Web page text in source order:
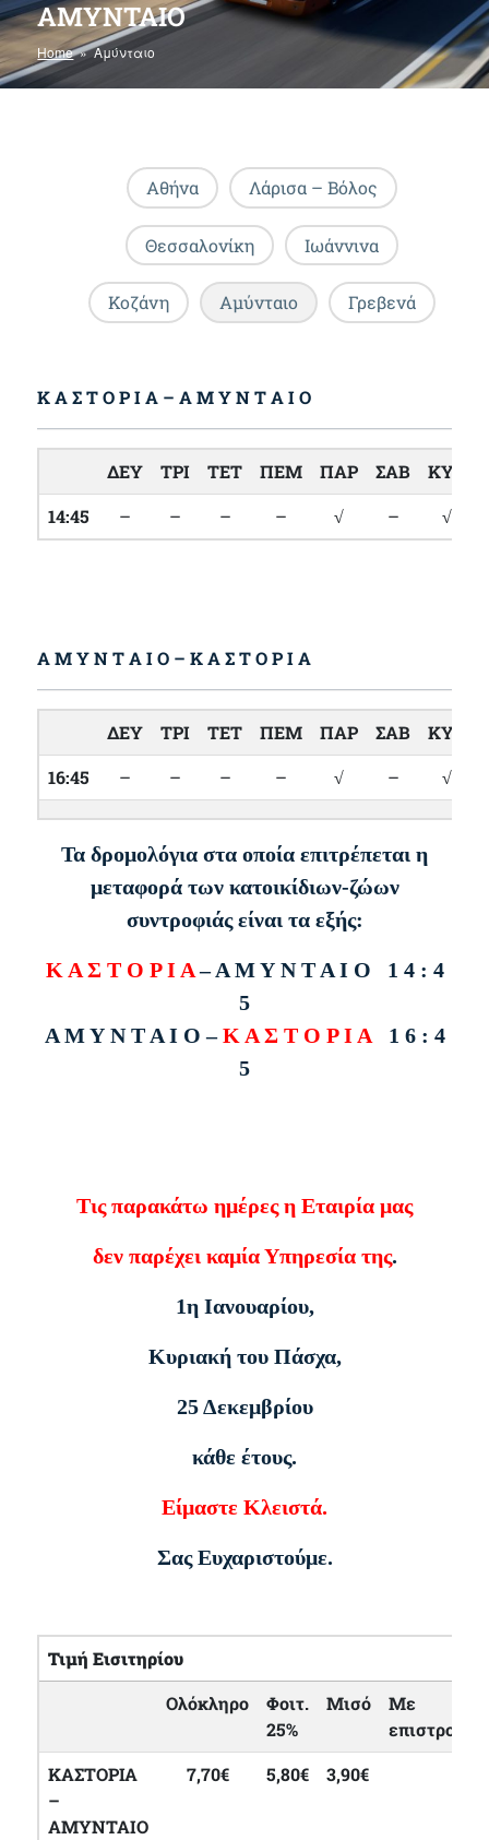
ΑΜΎΝΤΑΙΟ
Home» Αμύνταιο
Αθήνα Λάρισα – Βόλος
Θεσσαλονίκη Ιωάννινα
Κοζάνη Αμύνταιο Γρεβενά
Κ Α Σ Τ Ο Ρ Ι Α –Α Μ Υ Ν Τ Α Ι Ο
ΔΕΥ ΤΡΙ ΤΕΤ ΠΕΜ ΠΑΡ ΣΑΒ
ΚΥΡ
14:45
– – – – √ – √
Α Μ Υ Ν Τ Α Ι Ο – Κ Α Σ Τ Ο Ρ Ι Α
ΔΕΥ ΤΡΙ ΤΕΤ ΠΕΜ ΠΑΡ ΣΑΒ
ΚΥΡ
16:45
– – – – √ – √
Τα δρομολόγια στα οποία επιτρέπεται η
μεταφορά των κατοικίδιων-ζώων
συντροφιάςείναι τα εξής:
Κ Α Σ Τ Ο Ρ Ι Α– Α Μ Υ Ν Τ Α Ι Ο 1 4 : 4
5
Α Μ Υ Ν Τ Α Ι Ο –Κ Α Σ Τ Ο Ρ Ι Α1 6 : 4
5
Τις παρακάτω ημέρες η Εταιρία μας
δεν παρέχει καμία Υπηρεσία της.
1η Ιανουαρίου,
Κυριακή του Πάσχα,
25 Δεκεμβρίου
κάθε έτους.
Είμαστε Κλειστά.
Σας Ευχαριστούμε.
Τιμή Εισιτηρίου
Ολόκληρο
Φοιτ.
25%
Μισό
Με
επιστροφή
ΚΑΣΤΟΡΙΑ
–
ΑΜΥΝΤΑΙΟ
7,70€ 5,80€ 3,90€